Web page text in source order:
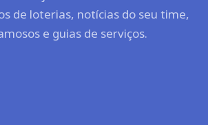
de loterias, notícias do seu time,
e guias de serviços.